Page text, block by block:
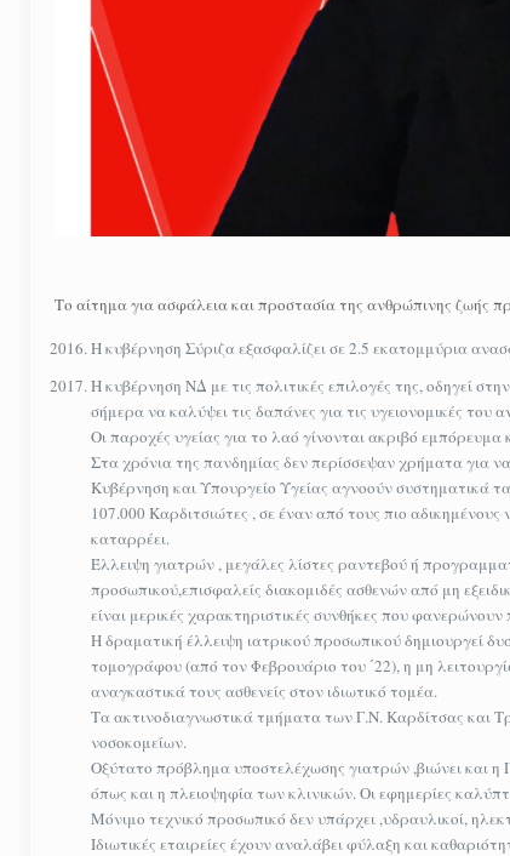
Το αίτημα για ασφάλεια και προστασία της ανθρώπινης ζωής
Η κυβέρνηση Σύριζα εξασφαλίζει σε 2.5 εκατομμύρια
Η κυβέρνηση ΝΔ με τις πολιτικές επιλογές της, οδηγεί
σήμερα να καλύψει τις δαπάνες για τις υγειονομικές του
Οι παροχές υγείας για το λαό γίνονται ακριβό εμπόρευμα
Στα χρόνια της πανδημίας δεν περίσσεψαν χρήματα για
Κυβέρνηση και Υπουργείο Υγείας αγνοούν συστηματικά
107.000 Καρδιτσιώτες , σε έναν από τους πιο
καταρρέει.
Έλλειψη γιατρών , μεγάλες λίστες ραντεβού ή
προσωπικού,επισφαλείς διακομιδές ασθενών από μη
είναι μερικές χαρακτηριστικές συνθήκες που
Η δραματική έλλειψη ιατρικού προσωπικού δημιουργεί
τομογράφου (από τον Φεβρουάριο του ΄22), η μη
αναγκαστικά τους ασθενείς στον ιδιωτικό τομέα.
Τα ακτινοδιαγνωστικά τμήματα των Γ.Ν. Καρδίτσας και
νοσοκομείων.
Οξύτατο πρόβλημα υποστελέχωσης γιατρών ,βιώνει και η
όπως και η πλειοψηφία των κλινικών. Οι εφημερίες
Μόνιμο τεχνικό προσωπικό δεν υπάρχει ,υδραυλικοί,
Ιδιωτικές εταιρείες έχουν αναλάβει φύλαξη και